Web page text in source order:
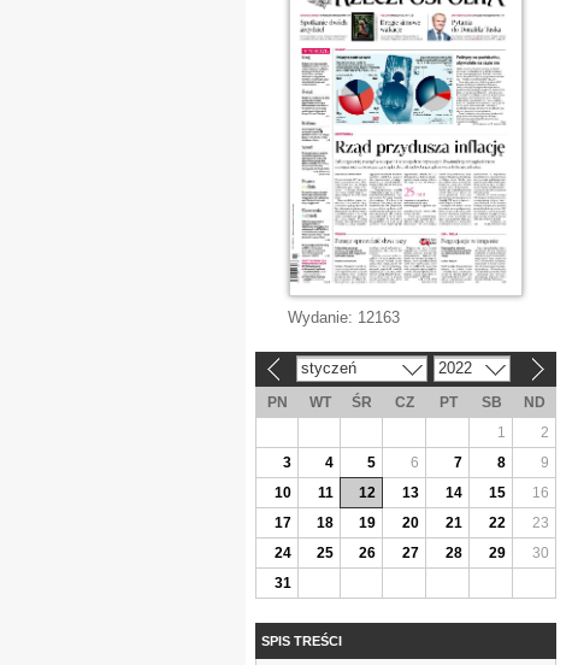
Wydanie: 12163
styczeń 2022
PN WT ŚR CZ PT SB
ND
1
2
3
4 5 6 7 8
9
10
11 12 13 14 15
16
17
18 19 20 21 22
23
24
25 26 27 28 29
30
31
SPIS TREŚCI